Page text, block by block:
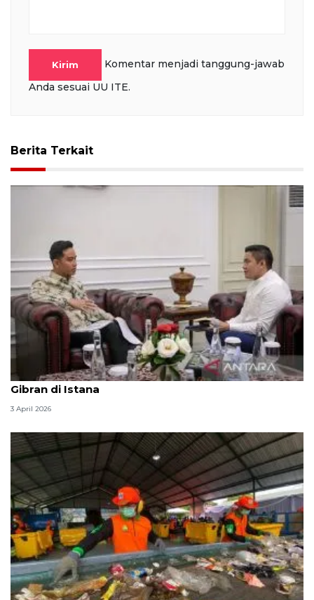
Kirim
Komentar menjadi tanggung-jawab
Anda sesuai UU ITE.
Berita Terkait
Seskab Teddy silaturahmi Idul Fitri ke Wapres
Gibran di Istana
3 April 2026